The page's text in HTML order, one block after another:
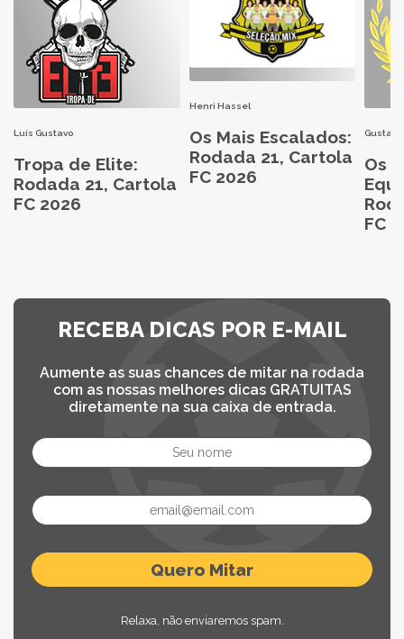
Luís Gustavo
Tropa de Elite:
Rodada 21, Cartola
FC 2026
Henri Hassel
Os Mais Escalados:
Rodada 21, Cartola
FC 2026
Gustavo
Os
FC
RECEBA DICAS POR E-MAIL
Aumente as suas chances de mitar na rodada
com as nossas melhores dicas GRATUITAS
diretamente na sua caixa de entrada.
Relaxa, não enviaremos spam.